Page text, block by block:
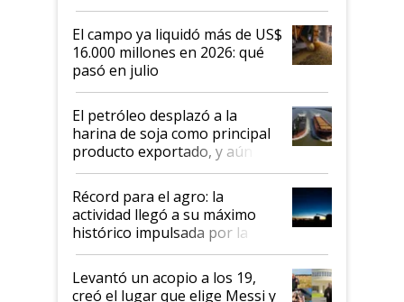
El campo ya liquidó más de US$
16.000 millones en 2026: qué
pasó en julio
El petróleo desplazó a la
harina de soja como principal
producto exportado, y aún así
el agro aportó casi seis de cada
diez dólares y sostuvo el
liderazgo en un semestre
récord
Récord para el agro: la
actividad llegó a su máximo
histórico impulsada por la
cosecha y las exportaciones
Levantó un acopio a los 19,
creó el lugar que elige Messi y